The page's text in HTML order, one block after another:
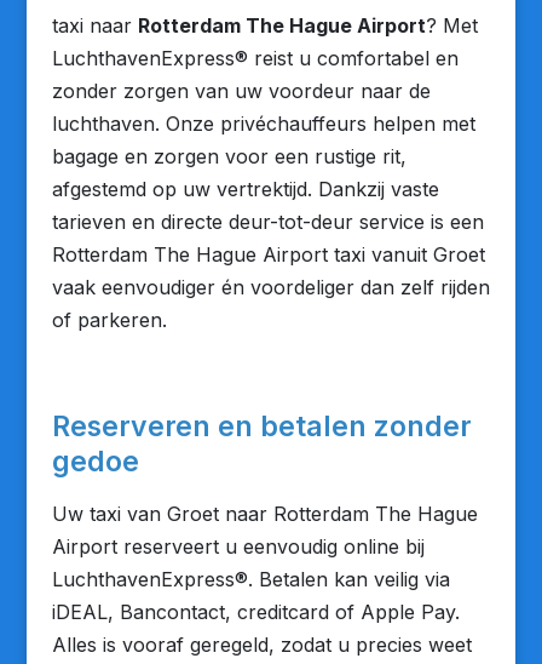
taxi naar Rotterdam The Hague Airport? Met
LuchthavenExpress® reist u comfortabel en
zonder zorgen van uw voordeur naar de
luchthaven. Onze privéchauffeurs helpen met
bagage en zorgen voor een rustige rit,
afgestemd op uw vertrektijd. Dankzij vaste
tarieven en directe deur-tot-deur service is een
Rotterdam The Hague Airport taxi vanuit Groet
vaak eenvoudiger én voordeliger dan zelf rijden
of parkeren.
Reserveren en betalen zonder
gedoe
Uw taxi van Groet naar Rotterdam The Hague
Airport reserveert u eenvoudig online bij
LuchthavenExpress®. Betalen kan veilig via
iDEAL, Bancontact, creditcard of Apple Pay.
Alles is vooraf geregeld, zodat u precies weet